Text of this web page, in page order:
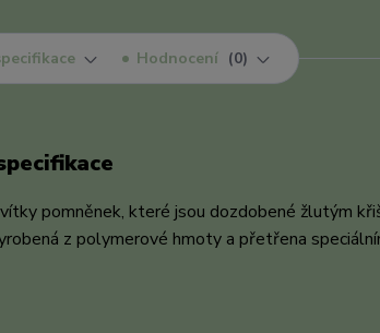
Hodnocení 0
pomněnek, které jsou dozdobené žlutým
z polymerové hmoty a přetřena